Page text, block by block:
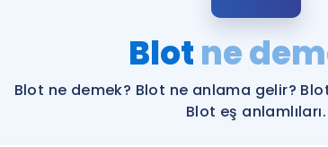
Blotne
Blot ne demek? Blot ne anlama gelir?
Blot eş anlamlıları.